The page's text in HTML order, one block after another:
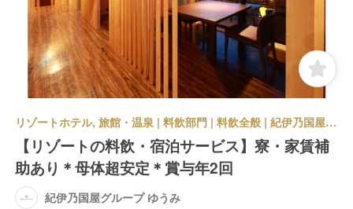
リゾートホテル, 旅館・温泉 | 料飲部門 | 料飲全般 | 紀伊乃国屋グループ ゆうみ
【リゾートの料飲・宿泊サービス】寮・家賃補
助あり＊母体超安定＊賞与年2回
紀伊乃国屋グループ ゆうみ